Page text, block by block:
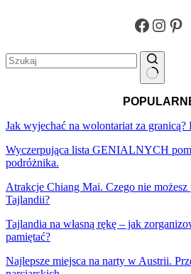
Facebook
Jak wyjechać na wolontariat za
Wyczerpująca lista GENIALNYCH
podróżnika.
Atrakcje Chiang Mai. Czego nie możesz
Tajlandii?
Tajlandia na własną rękę – jak
pamiętać?
Najlepsze miejsca na narty w Austrii.